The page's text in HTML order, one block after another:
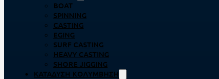
BOAT
SPINNING
CASTING
EGING
SURF CASTING
HEAVY CASTING
SHORE JIGGING
ΚΑΤΆΔΥΣΗ ΚΟΛΎΜΒΗΣΗ